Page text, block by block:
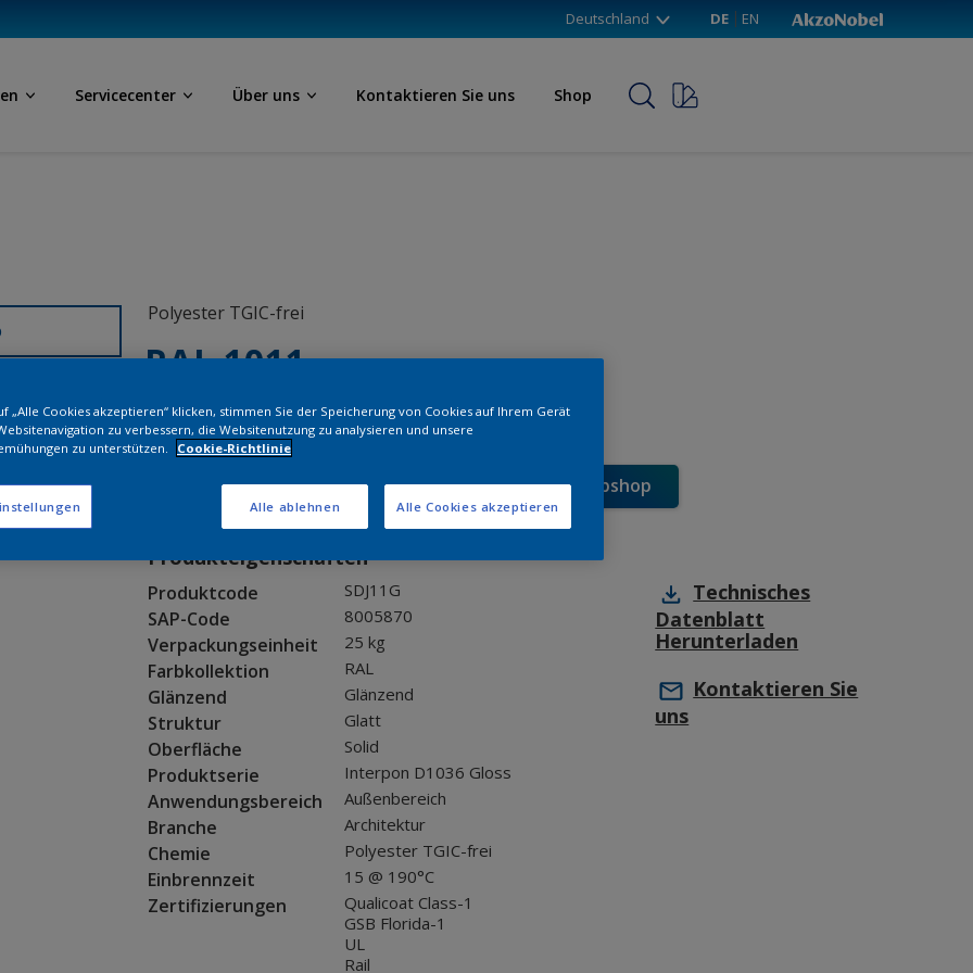
Deutschland DE EN
Servicecenter Über uns Kontaktieren Sie uns Shop
Polyester TGIC-frei
RAL 1011
SDJ11G
Muster bestellen Bestellen Sie direkt im Webshop
Produkteigenschaften
Produktcode SDJ11G
SAP-Code 8005870
Verpackungseinheit 25 kg
Farbkollektion RAL
Glänzend Glänzend
Struktur Glatt
Oberfläche Solid
Produktserie Interpon D1036 Gloss
Anwendungsbereich Außenbereich
Branche Architektur
Chemie Polyester TGIC-frei
Einbrennzeit 15 @ 190°C
Zertifizierungen
Qualicoat Class-1
GSB Florida-1
UL
Rail
Technisches
Datenblatt
Herunterladen
Kontaktieren Sie
uns
„Alle Cookies akzeptieren“ klicken, stimmen Sie der Speicherung von Cookies auf Ihrem Gerät
zu verbessern, die Websitenutzung zu analysieren und unsere
zu unterstützen.
Cookie-Richtlinie
Alle ablehnen Alle Cookies akzeptieren